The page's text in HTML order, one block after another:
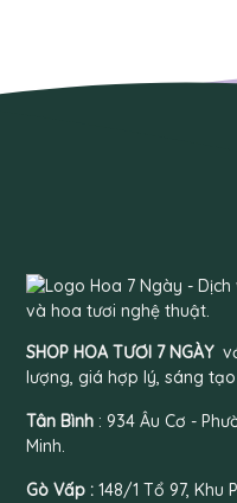
SHOP HOA TƯƠI 7 NGÀY
lượng, giá hợp lý, sáng
Tân Bình : 934 Âu Cơ -
Minh.
Gò Vấp : 148/1 Tổ 97, Khu